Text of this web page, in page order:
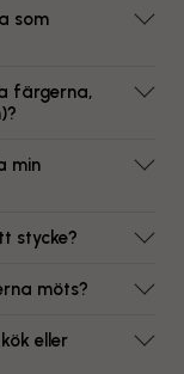
som
färgerna,
min
stycke?
möts?
eller